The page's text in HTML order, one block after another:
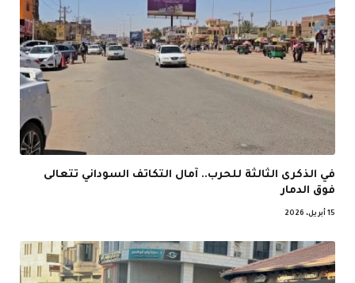
في الذكرى الثالثة للحرب.. آمال التكاتف السوداني تتعالى
فوق الدمار
15 أبريل، 2026